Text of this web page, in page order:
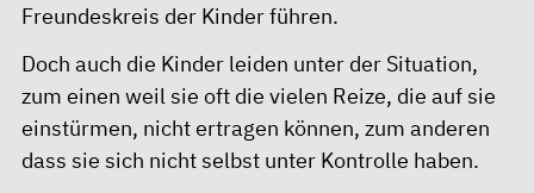
Freundeskreis der Kinder führen.
Doch auch die Kinder leiden unter der Situation,
zum einen weil sie oft die vielen Reize, die auf sie
einstürmen, nicht ertragen können, zum anderen
dass sie sich nicht selbst unter Kontrolle haben.